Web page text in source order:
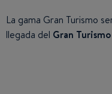
La gama Gran Turismo
llegada del Gran